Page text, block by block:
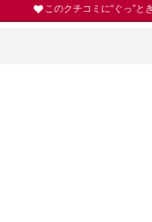
このクチコミに“ぐっ”と